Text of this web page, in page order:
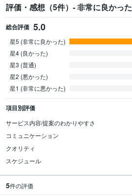
評価・感想（5件）- 非常に良かった
総合評価 5.0
星5 (非常に良かった)
星4 (良かった)
星3 (普通)
星2 (悪かった)
星1 (非常に悪かった)
項目別評価
サービス内容/提案のわかりやすさ
コミュニケーション
クオリティ
スケジュール
5件の評価